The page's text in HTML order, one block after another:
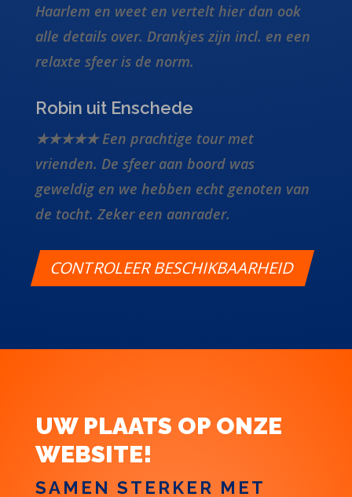
Haarlem en weet en vertelt hier dan ook
alle details over. Drankjes zijn incl. en een
relaxte sfeer is de norm.
Robin uit Enschede
★★★★★ Een prachtige tour met
vrienden. De sfeer aan boord was
geweldig en we hebben echt genoten van
de tocht. Zeker een aanrader.
CONTROLEER BESCHIKBAARHEID
UW PLAATS OP ONZE
WEBSITE!
SAMEN STERKER MET